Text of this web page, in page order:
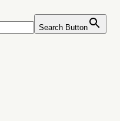
Search Button